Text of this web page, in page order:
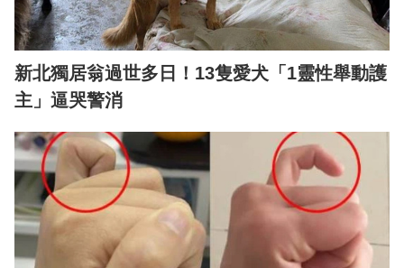
新北獨居翁過世多日！13隻愛犬「1靈性舉動護
主」逼哭警消